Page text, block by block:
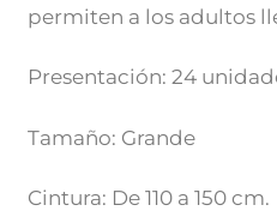
permiten a los adultos
Presentación: 24
Tamaño: Grande
Cintura: De 110 a 150 cm.